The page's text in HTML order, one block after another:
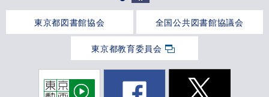
東京都図書館協会 全国公共図書館協議会
東京都教育委員会